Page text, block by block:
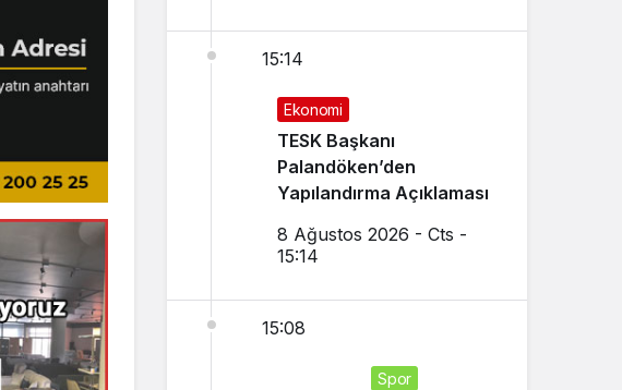
15:14
Ekonomi
TESK Başkanı
Palandöken’den
Yapılandırma Açıklaması
8 Ağustos 2026 - Cts -
15:14
15:08
Spor